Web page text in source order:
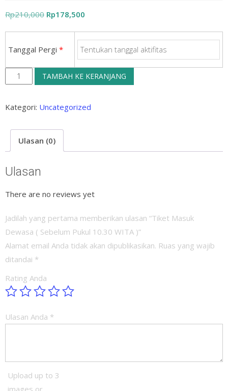
Rp210,000 Harga
Rp210,000.
Rp178,500
ini
adalah:
Rp178,500.
Tanggal Pergi *
Kuantitas
Tiket
Dewasa
Sebelum
10.30
TAMBAH KE KERANJANG
Kategori: Uncategorized
Ulasan (0)
Ulasan
There are no reviews yet
Jadilah yang pertama memberikan ulasan “Tiket Masuk
Dewasa ( Sebelum Pukul 10.30 WITA )”
Alamat email Anda tidak akan dipublikasikan. Ruas yang wajib
ditandai *
Rating Anda
Ulasan Anda *
Upload up to 3